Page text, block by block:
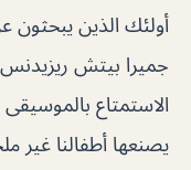
أولئك الذين يبحثون
جميرا بيتش
الاستمتاع
يصنعها أطفالنا غير